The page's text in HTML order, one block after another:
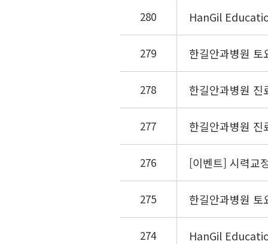
280 HanGil
279 한길안과병원
278 한길안과병원
277 한길안과병원
276 [이벤트] 시력교
275 한길안과병원
274 HanGil